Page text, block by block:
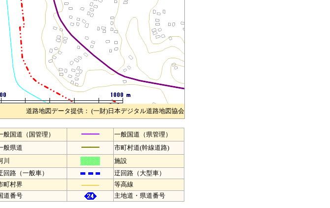
道路地図データ提供： (一財)日本デジタル道路地図協会
般国道（国管理） ━━ 一般国道（県管理）
般県道 ━━ 市町村道(幹線道路)
川
施設
回路（一般車）
迂回路（大型車）
町村界 ――
等高線
道番号 主地道・県道番号